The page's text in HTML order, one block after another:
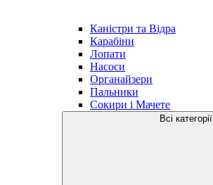
Каністри та Відра
Карабіни
Лопати
Насоси
Органайзери
Пальники
Сокири і Мачете
Всі категорії